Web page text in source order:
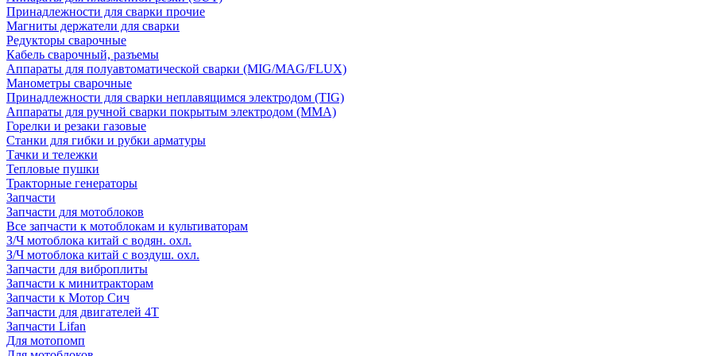
Принадлежности для сварки прочие
Магниты держатели для сварки
Редукторы сварочные
Кабель сварочный, разъемы
Аппараты для полуавтоматической сварки (MIG/MAG/FLUX)
Манометры сварочные
Принадлежности для сварки неплавящимся электродом (TIG)
Аппараты для ручной сварки покрытым электродом (MMA)
Горелки и резаки газовые
Станки для гибки и рубки арматуры
Тачки и тележки
Тепловые пушки
Тракторные генераторы
Запчасти
Запчасти для мотоблоков
Все запчасти к мотоблокам и культиваторам
З/Ч мотоблока китай с водян. охл.
З/Ч мотоблока китай с воздуш. охл.
Запчасти для виброплиты
Запчасти к минитракторам
Запчасти к Мотор Сич
Запчасти для двигателей 4Т
Запчасти Lifan
Для мотопомп